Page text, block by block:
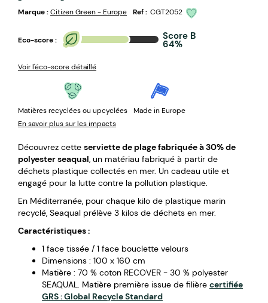
Marque :Citizen Green - Europe Ref : CGT2052
Eco-score : Score B
64%
Voir l'éco-score détaillé
Matières recyclées ou upcyclées
Made in Europe
En savoir plus sur les impacts
Découvrez cette serviette de plage fabriquée à 30% de
polyester seaqual, un matériau fabriqué à partir de
déchets plastique collectés en mer. Un cadeau utile et
engagé pour la lutte contre la pollution plastique.
En Méditerranée, pour chaque kilo de plastique marin
recyclé, Seaqual prélève 3 kilos de déchets en mer.
Caractéristiques :
1 face tissée / 1 face bouclette velours
Dimensions : 100 x 160 cm
Matière : 70 % coton RECOVER - 30 % polyester
SEAQUAL. Matière première issue de filière certifiée
GRS : Global Recycle Standard